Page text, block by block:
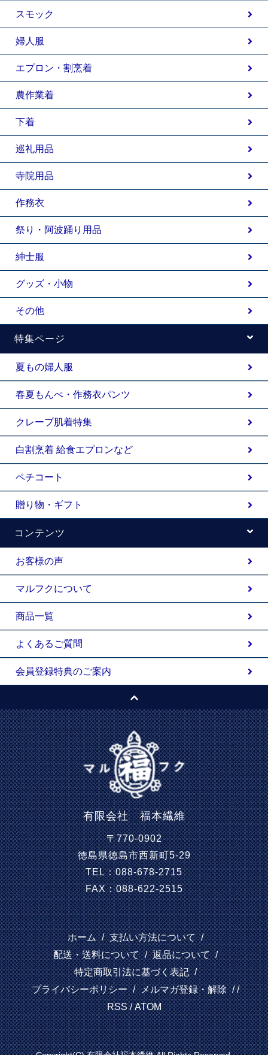
スモック
婦人服
エプロン・割烹着
農作業着
下着
巡礼用品
寺院用品
作務衣
祭り・阿波踊り用品
紳士服
グッズ・小物
その他
特集ページ
夏もの婦人服
春夏もんぺ・作務衣パンツ
クレープ肌着特集
白割烹着 給食エプロンなど
ペチコート
贈り物・ギフト
コンテンツ
お客様の声
マルフクについて
商品一覧
よくあるご質問
会員登録特典のご案内
有限会社 福本繊維
〒770-0902
徳島県徳島市西新町5-29
TEL：088-678-2715
FAX：088-622-2515
ホーム / 支払い方法について /
配送・送料について / 返品について /
特定商取引法に基づく表記 /
プライバシーポリシー / メルマガ登録・解除 / /
RSS/ATOM